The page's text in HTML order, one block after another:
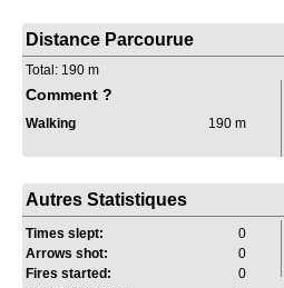
Distance Parcourue
Total: 190 m
Comment ?
Walking 190 m
Autres Statistiques
Times slept:
0
Arrows shot:
0
Fires started:
0